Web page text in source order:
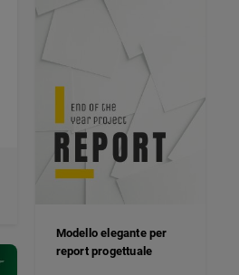
Modello elegante per
report progettuale